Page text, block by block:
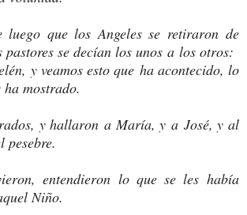
luego que los Angeles se retiraron de
se decían los unos a los otros:
y veamos esto que ha acontecido, lo
mostrado.
y hallaron a María, y a José, y al
pesebre.
entendieron lo que se les había
Niño.